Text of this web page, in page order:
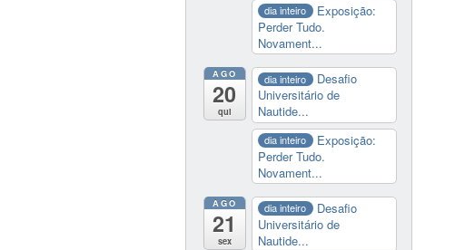
dia inteiro
Exposição:
Perder Tudo.
Novament...
AGO
20
qui
dia inteiro
Desafio
Universitário de
Nautide...
dia inteiro
Exposição:
Perder Tudo.
Novament...
AGO
21
sex
dia inteiro
Desafio
Universitário de
Nautide...